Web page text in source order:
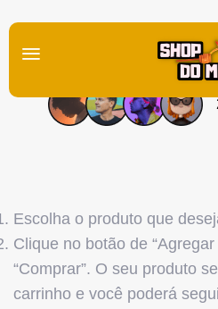
Como
Escolha o produto que
Clique no botão de
“Comprar”. O seu produto
carrinho e você poderá